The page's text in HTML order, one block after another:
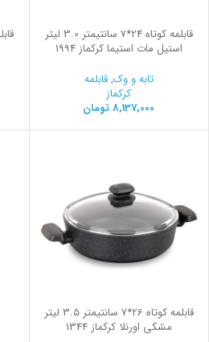
قابلمه کوتاه 24*7 سانتیمتر 3.0 لیتر
استیل مات استیما کرکماز 1994
تابه و وک,قابلمه
کرکماز
8,137,000 تومان
قابلمه کوتاه 26*7 سانتیمتر 3.5 لیتر
مشکی اورنلا کرکماز 1344